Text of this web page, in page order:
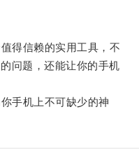
得信赖的实用工具，不
问题，还能让你的手机
手机上不可缺少的神